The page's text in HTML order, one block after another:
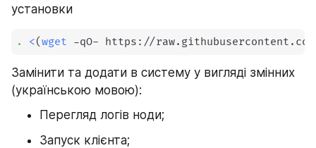
установки
. <(wget -qO- https://
Замінити та додати в систему у вигляді змінних
(українською мовою):
Перегляд логів ноди;
Запуск клієнта;